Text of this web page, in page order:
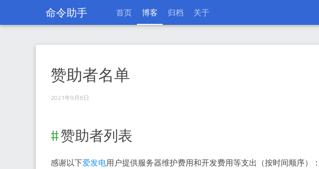
命令助手 首页 博客 归档 关于
赞助者名单
2021年9月8日
赞助者列表
感谢以下爱发电用户提供服务器维护费用和开发费用等支出（按时间顺序）：